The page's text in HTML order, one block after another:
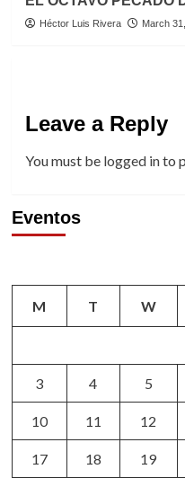
Héctor Luis Rivera March
Leave a Reply
You must be logged into
Eventos
M T W
3 4 5
10 11 12
17 18 19